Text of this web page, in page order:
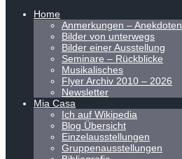
Home
Anmerkungen – Anekdoten
Bilder von unterwegs
Bilder einer Ausstellung
Seminare – Rückblicke
Musikalisches
Flyer Archiv 2010 – 2026
Newsletter
Mia Casa
Ich auf Wikipedia
Blog Übersicht
Einzelausstellungen
Gruppenausstellungen